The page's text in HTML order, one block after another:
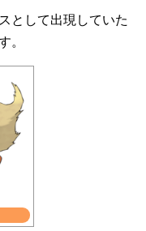
として出現していた
。